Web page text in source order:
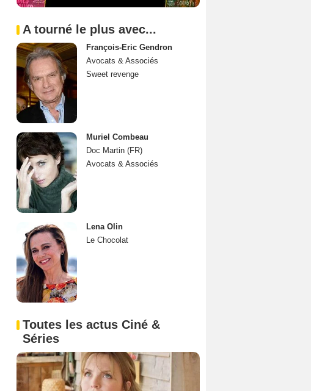
A tourné le plus avec...
François-Eric Gendron
Avocats & Associés
Sweet revenge
Muriel Combeau
Doc Martin (FR)
Avocats & Associés
Lena Olin
Le Chocolat
Toutes les actus Ciné &
Séries